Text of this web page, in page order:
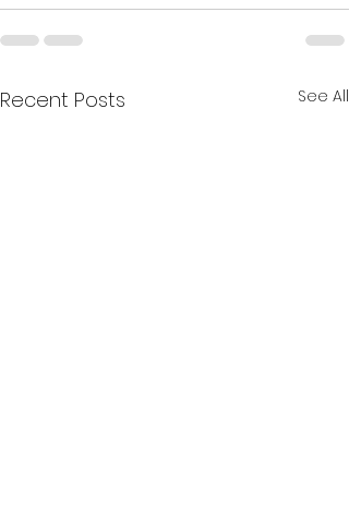
Recent Posts See All